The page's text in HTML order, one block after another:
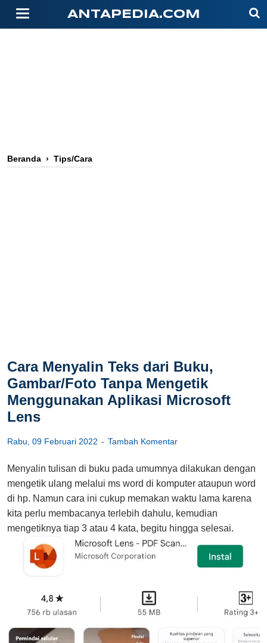
ANTAPEDIA.COM
Beranda › Tips/Cara
Cara Menyalin Teks dari Buku,
Gambar/Foto Tanpa Mengetik
Menggunakan Aplikasi Microsoft
Lens
Rabu, 09 Februari 2022 Tambah Komentar
Menyalin tulisan di buku pada umumnya dilakukan dengan
mengetik ulang melalui ms word di komputer ataupun word
di hp. Namun cara ini cukup memakan waktu lama karena
kita perlu membacanya terlebih dahulu, kemudian
mengetiknya tiap 3 atau 4 kata, begitu hingga selesai.